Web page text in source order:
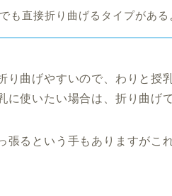
も直接折り曲げるタイプがある
り曲げやすいので、わりと授
に使いたい場合は、折り曲げ
張るという手もありますがこ